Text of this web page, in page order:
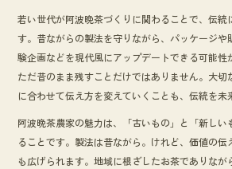
若い世代が阿波晩茶づくりに関わることで、伝統
す。昔ながらの製法を守りながら、パッケージや
験企画などを現代風にアップデートできる可能性
ただ昔のまま残すことだけではありません。大
に合わせて伝え方を変えていくことも、伝統を未
阿波晩茶農家の魅力は、「古いもの」と「新しい
ることです。製法は昔ながら。けれど、価値の伝
も広げられます。地域に根ざしたお茶でありな